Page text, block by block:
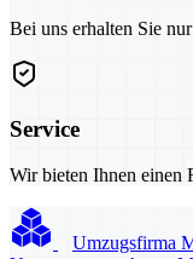
Bei uns erhalten Sie
Service
Wir bieten Ihnen einen
Umzugsfirma